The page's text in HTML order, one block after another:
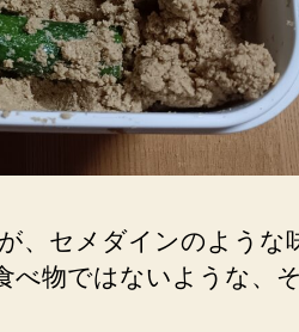
、セメダインのような
べ物ではないような、